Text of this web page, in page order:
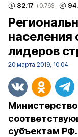
82.17 +0.76$
населения
лидеров
20 марта 2019, 10:04
субъектам РФ.